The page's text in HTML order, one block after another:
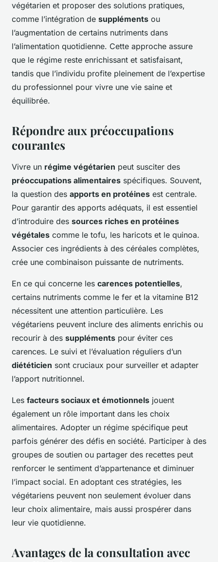
végétarien et proposer des solutions pratiques,
comme l’intégration de suppléments ou
l’augmentation de certains nutriments dans
l’alimentation quotidienne. Cette approche assure
que le régime reste enrichissant et satisfaisant,
tandis que l’individu profite pleinement de l’expertise
du professionnel pour vivre une vie saine et
équilibrée.
Répondre aux préoccupations
courantes
Vivre un régime végétarien peut susciter des
préoccupations alimentaires spécifiques. Souvent,
la question des apports en protéines est centrale.
Pour garantir des apports adéquats, il est essentiel
d’introduire des sources riches en protéines
végétales comme le tofu, les haricots et le quinoa.
Associer ces ingrédients à des céréales complètes,
crée une combinaison puissante de nutriments.
En ce qui concerne les carences potentielles,
certains nutriments comme le fer et la vitamine B12
nécessitent une attention particulière. Les
végétariens peuvent inclure des aliments enrichis ou
recourir à des suppléments pour éviter ces
carences. Le suivi et l’évaluation réguliers d’un
diététicien sont cruciaux pour surveiller et adapter
l’apport nutritionnel.
Les facteurs sociaux et émotionnels jouent
également un rôle important dans les choix
alimentaires. Adopter un régime spécifique peut
parfois générer des défis en société. Participer à des
groupes de soutien ou partager des recettes peut
renforcer le sentiment d’appartenance et diminuer
l’impact social. En adoptant ces stratégies, les
végétariens peuvent non seulement évoluer dans
leur choix alimentaire, mais aussi prospérer dans
leur vie quotidienne.
Avantages de la consultation avec